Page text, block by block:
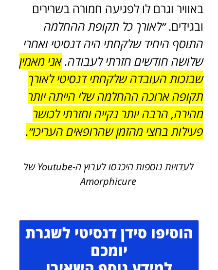
באוויר וגרם לו לפגיעה חמורה בשרירים
ובגידים.״לאורך כל תקופת ההחלמה
התוסף היחיד שלקחתי היה דנסיטי ואחרי
שלושה חודשים חזרתי לעבודה.אני מאמין
שבזכות העובדה שלקחתי דנסיטי לאורך
תקופה ארוכה ההחלמה שלי הייתה יותר
מהירה, הרבה יותר נקייה וחזרתי לכושר
פעילות בחצי מהזמן שהרופאים העריכו״.
לעדויות נוספות היכנסו לערוץ ה-Youtube של
Amorphicure
הוסיפו סידן דנסיטי לשגרת
יומכם